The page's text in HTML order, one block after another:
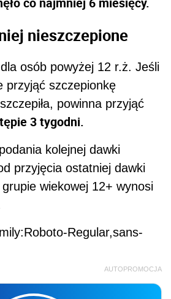
nieszczepione
osób powyżej 12 r.ż. Jeśli
przyjąć szczepionkę
powinna przyjąć
3 tygodni.
kolejnej dawki
przyjęcia ostatniej dawki
wiekowej 12+ wynosi
Regular,sans-
AUTOPROMOCJA